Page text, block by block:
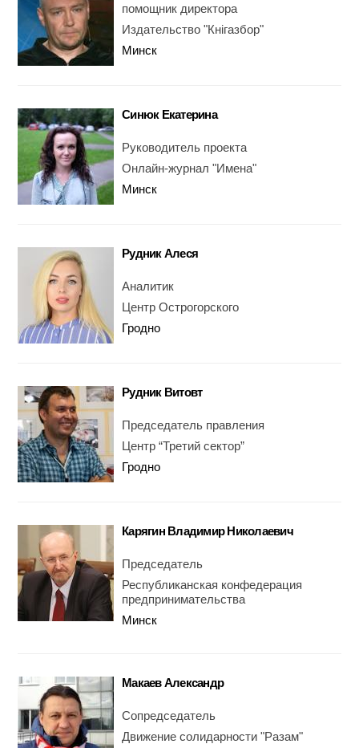
помощник директора
Издательство "Кнігазбор"
Минск
Синюк Екатерина
Руководитель проекта
Онлайн-журнал "Имена"
Минск
Рудник Алеся
Аналитик
Центр Острогорского
Гродно
Рудник Витовт
Председатель правления
Центр “Третий сектор”
Гродно
Карягин Владимир Николаевич
Председатель
Республиканская конфедерация
предпринимательства
Минск
Макаев Александр
Сопредседатель
Движение солидарности "Разам"